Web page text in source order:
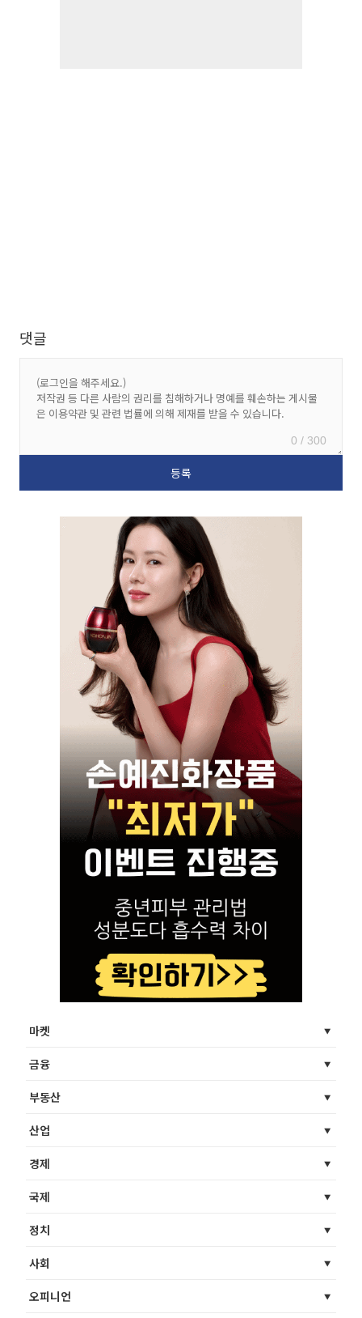
댓글
0 / 300
마켓
금융
부동산
산업
경제
국제
정치
사회
오피니언